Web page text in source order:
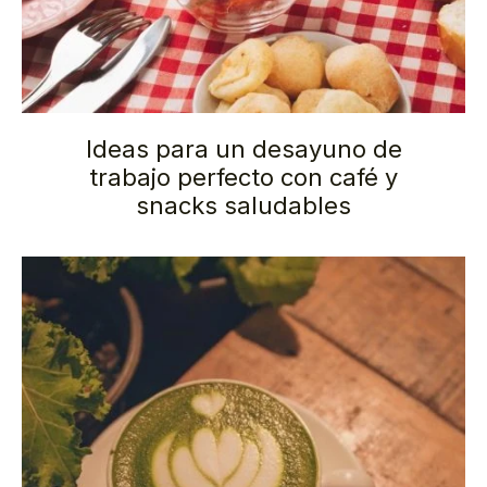
Ideas para un desayuno de
trabajo perfecto con café y
snacks saludables